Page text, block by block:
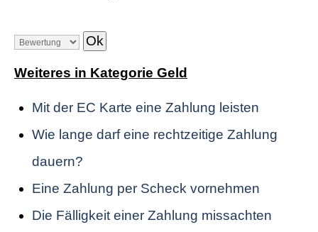
Weiteres in Kategorie Geld
Mit der EC Karte eine Zahlung leisten
Wie lange darf eine rechtzeitige Zahlung
dauern?
Eine Zahlung per Scheck vornehmen
Die Fälligkeit einer Zahlung missachten